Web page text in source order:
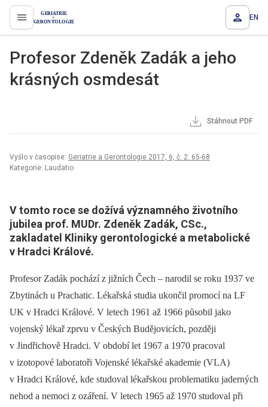
proLékaře.cz EN
Profesor Zdeněk Zadák a jeho
krásných osmdesát
Stáhnout PDF
Vyšlo v časopise: Geriatrie a Gerontologie 2017, 6, č. 2: 65-68
Kategorie: Laudatio
V tomto roce se dožívá významného životního
jubilea prof. MUDr. Zdeněk Zadák, CSc.,
zakladatel Kliniky gerontologické a metabolické
v Hradci Králové.
Profesor Zadák pochází z jižních Čech –⁠ narodil se roku 1937 ve
Zbytinách u Prachatic. Lékařská studia ukončil promocí na LF
UK v Hradci Králové. V letech 1961 až 1966 působil jako
vojenský lékař zprvu v Českých Budějovicích, později
v Jindřichově Hradci. V období let 1967 a 1970 pracoval
v izotopové laboratoři Vojenské lékařské akademie (VLA)
v Hradci Králové, kde studoval lékařskou problematiku jaderných
nehod a nemoci z ozáření. V letech 1965 až 1970 studoval při